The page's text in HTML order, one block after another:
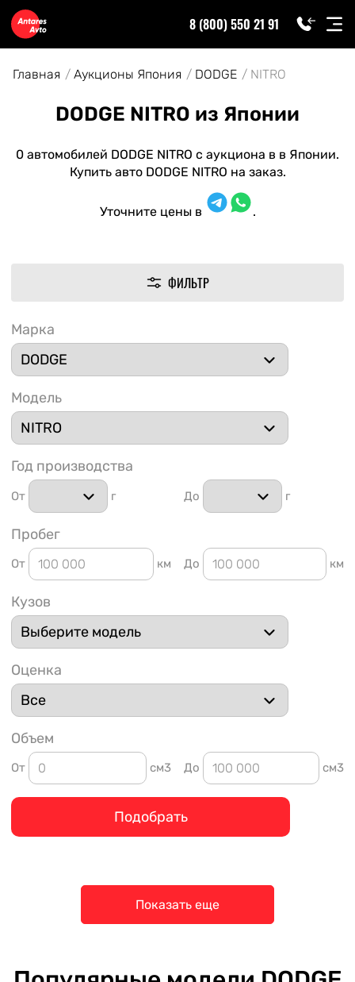
91
8 (800) 550 21 91
Главная Аукционы Япония DODGE NITRO
DODGE NITRO из Японии
0 автомобилей DODGE NITRO с аукциона в в Японии.
Купить авто DODGE NITRO на заказ.
Уточните цены в .
ФИЛЬТР
Марка
Модель
Год производства
От г До г
Пробег
От км До км
Кузов
Оценка
Объем
От см3 До см3
Подобрать
Показать еще